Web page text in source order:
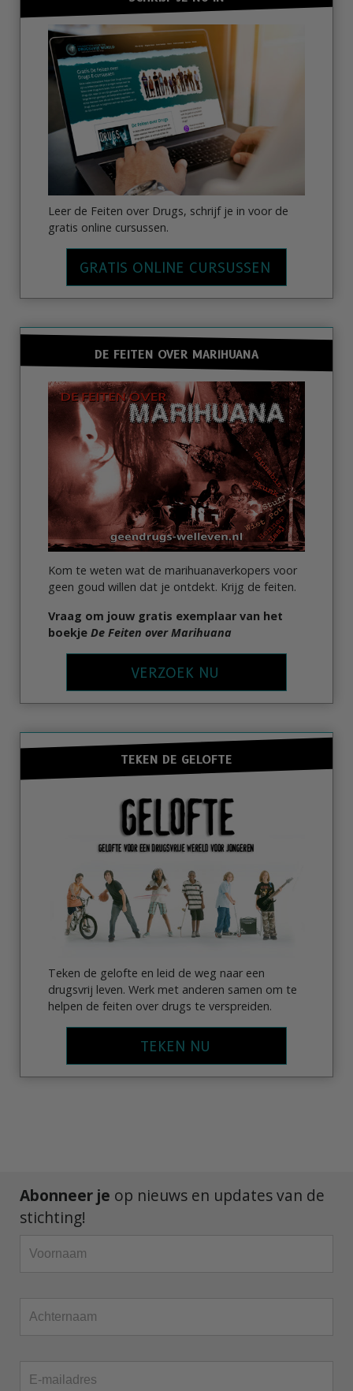
Leer de Feiten over Drugs, schrijf je in voor de
gratis online cursussen.
GRATIS ONLINE CURSUSSEN
DE FEITEN OVER MARIHUANA
Kom te weten wat de marihuanaverkopers voor
geen goud willen dat je ontdekt. Krijg de feiten.
Vraag om jouw gratis exemplaar van het
boekje De Feiten over Marihuana
VERZOEK NU
TEKEN DE GELOFTE
Teken de gelofte en leid de weg naar een
drugsvrij leven. Werk met anderen samen om te
helpen de feiten over drugs te verspreiden.
TEKEN NU
Abonneer je op nieuws en updates van de
stichting!